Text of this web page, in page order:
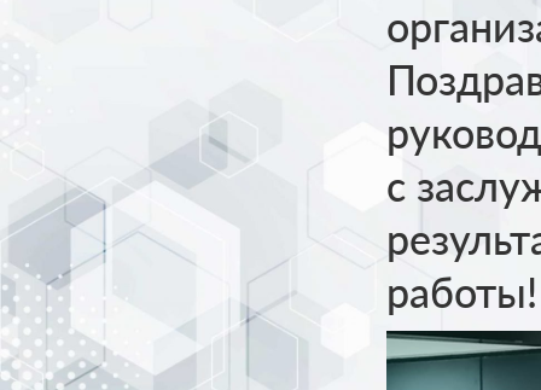
с
работы!